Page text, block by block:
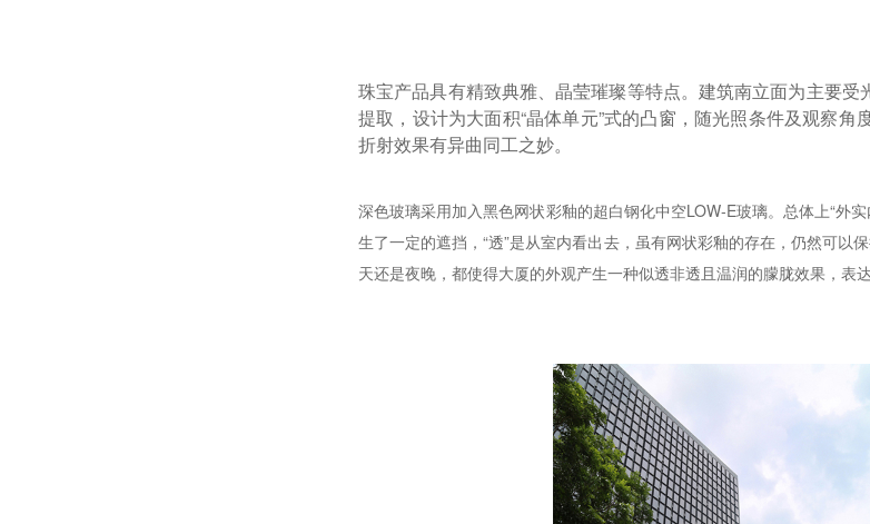
珠宝产品具有精致典雅、晶莹璀璨等特点。建筑南立面为主要
提取，设计为大面积“晶体单元”式的凸窗，随光照条件及观察
折射效果有异曲同工之妙。
深色玻璃采用加入黑色网状彩釉的超白钢化中空LOW-E玻璃。总体上“外
生了一定的遮挡，“透”是从室内看出去，虽有网状彩釉的存在，仍然可
天还是夜晚，都使得大厦的外观产生一种似透非透且温润的朦胧效果，表达